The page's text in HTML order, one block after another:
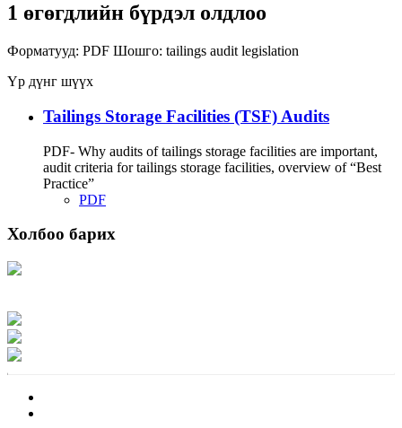
1 өгөгдлийн бүрдэл олдлоо
Форматууд: PDF Шошго: tailings audit legislation
Үр дүнг шүүх
Tailings Storage Facilities (TSF) Audits
PDF- Why audits of tailings storage facilities are important,
audit criteria for tailings storage facilities, overview of “Best
Practice”
PDF
Холбоо барих